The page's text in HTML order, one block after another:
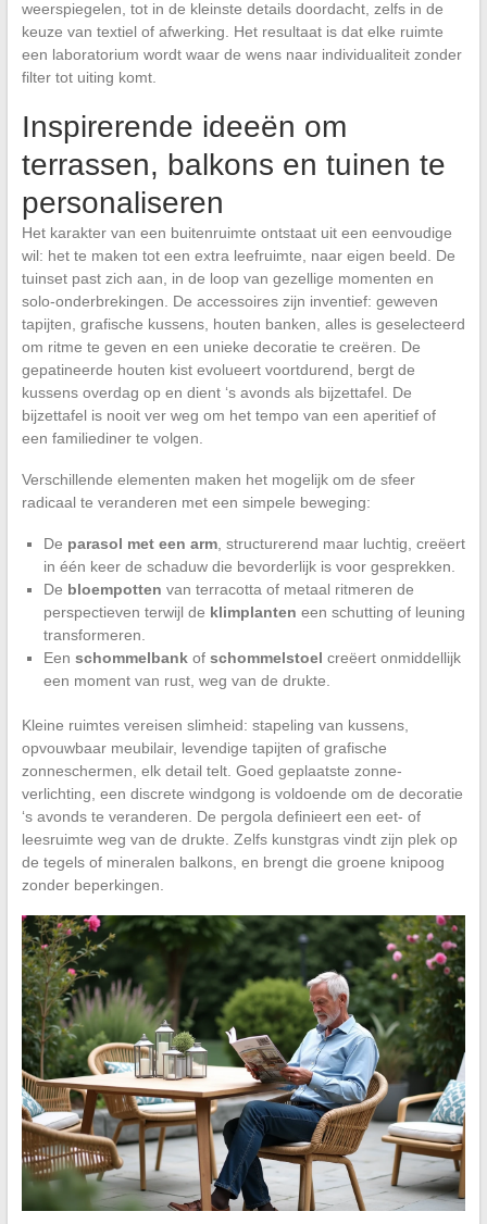
weerspiegelen, tot in de kleinste details doordacht, zelfs in de
keuze van textiel of afwerking. Het resultaat is dat elke ruimte
een laboratorium wordt waar de wens naar individualiteit zonder
filter tot uiting komt.
Inspirerende ideeën om
terrassen, balkons en tuinen te
personaliseren
Het karakter van een buitenruimte ontstaat uit een eenvoudige
wil: het te maken tot een extra leefruimte, naar eigen beeld. De
tuinset past zich aan, in de loop van gezellige momenten en
solo-onderbrekingen. De accessoires zijn inventief: geweven
tapijten, grafische kussens, houten banken, alles is geselecteerd
om ritme te geven en een unieke decoratie te creëren. De
gepatineerde houten kist evolueert voortdurend, bergt de
kussens overdag op en dient ‘s avonds als bijzettafel. De
bijzettafel is nooit ver weg om het tempo van een aperitief of
een familiediner te volgen.
Verschillende elementen maken het mogelijk om de sfeer
radicaal te veranderen met een simpele beweging:
De parasol met een arm, structurerend maar luchtig, creëert
in één keer de schaduw die bevorderlijk is voor gesprekken.
De bloempotten van terracotta of metaal ritmeren de
perspectieven terwijl de klimplanten een schutting of leuning
transformeren.
Een schommelbankof schommelstoel creëert onmiddellijk
een moment van rust, weg van de drukte.
Kleine ruimtes vereisen slimheid: stapeling van kussens,
opvouwbaar meubilair, levendige tapijten of grafische
zonneschermen, elk detail telt. Goed geplaatste zonne-
verlichting, een discrete windgong is voldoende om de decoratie
‘s avonds te veranderen. De pergola definieert een eet- of
leesruimte weg van de drukte. Zelfs kunstgras vindt zijn plek op
de tegels of mineralen balkons, en brengt die groene knipoog
zonder beperkingen.